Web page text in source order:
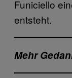
Funiciello
entsteht.
Mehr